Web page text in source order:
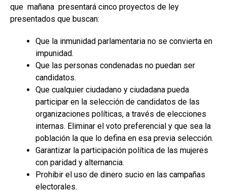
que mañana presentará cinco proyectos de ley
presentados que buscan:
Que la inmunidad parlamentaria no se convierta en
impunidad.
Que las personas condenadas no puedan ser
candidatos.
Que cualquier ciudadano y ciudadana pueda
participar en la selección de candidatos de las
organizaciones políticas, a través de elecciones
internas. Eliminar el voto preferencial y que sea la
población la que lo defina en esa previa selección.
Garantizar la participación política de las mujeres
con paridad y alternancia.
Prohibir el uso de dinero sucio en las campañas
electorales.